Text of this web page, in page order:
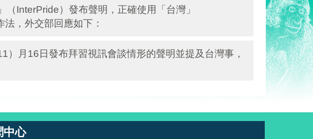
InterPride）發布聲明，正確使用「台灣」
法，外交部回應如下：
）月16日發布拜習視訊會談情形的聲明並提及台灣事，
中心